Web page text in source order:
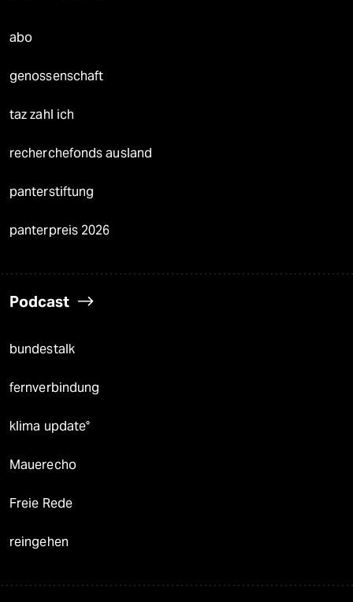
abo
genossenschaft
taz zahl ich
recherchefonds ausland
panterstiftung
panterpreis 2026
Podcast
bundestalk
fernverbindung
klima update°
Mauerecho
Freie Rede
reingehen